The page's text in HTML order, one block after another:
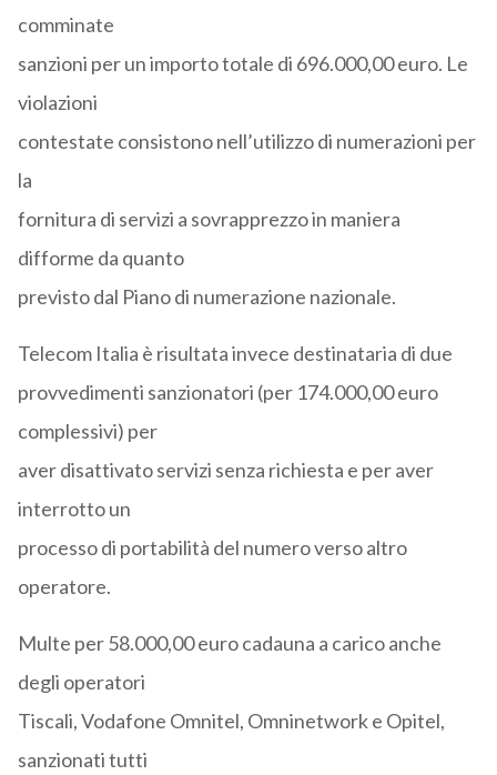
comminate
sanzioni per un importo totale di 696.000,00 euro. Le
violazioni
contestate consistono nell’utilizzo di numerazioni per
la
fornitura di servizi a sovrapprezzo in maniera
difforme da quanto
previsto dal Piano di numerazione nazionale.
Telecom Italia è risultata invece destinataria di due
provvedimenti sanzionatori (per 174.000,00 euro
complessivi) per
aver disattivato servizi senza richiesta e per aver
interrotto un
processo di portabilità del numero verso altro
operatore.
Multe per 58.000,00 euro cadauna a carico anche
degli operatori
Tiscali, Vodafone Omnitel, Omninetwork e Opitel,
sanzionati tutti